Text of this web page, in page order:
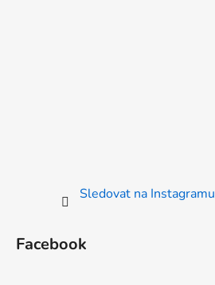
Sledovat na Instagramu
Facebook